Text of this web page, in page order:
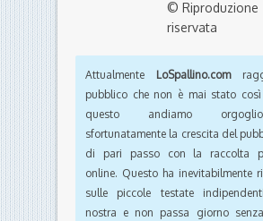
© Riproduzione
riservata
Attualmente LoSpallino.com
pubblico che non è mai stato
questo andiamo
sfortunatamente la crescita del
di pari passo con la raccolta
online. Questo ha inevitabilmente
sulle piccole testate
nostra e non passa giorno